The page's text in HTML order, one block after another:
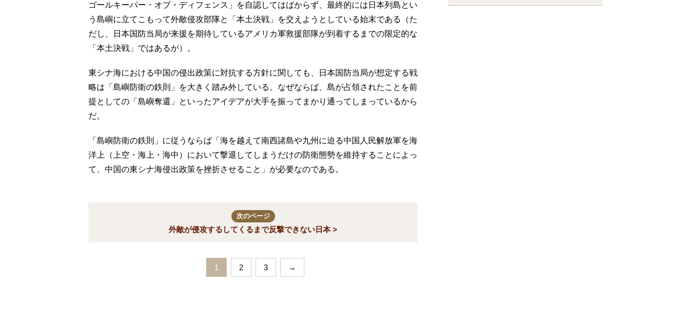
ゴールキーパー・オブ・ディフェンス」を自認してはばからず、最終的には日本列島とい
う島嶼に立てこもって外敵侵攻部隊と「本土決戦」を交えようとしている始末である（た
だし、日本国防当局が来援を期待しているアメリカ軍救援部隊が到着するまでの限定的な
「本土決戦」ではあるが）。
東シナ海における中国の侵出政策に対抗する方針に関しても、日本国防当局が想定する戦
略は「島嶼防衛の鉄則」を大きく踏み外している。なぜならば、島が占領されたことを前
提としての「島嶼奪還」といったアイデアが大手を振ってまかり通ってしまっているから
だ。
「島嶼防衛の鉄則」に従うならば「海を越えて南西諸島や九州に迫る中国人民解放軍を海
洋上（上空・海上・海中）において撃退してしまうだけの防衛態勢を維持することによっ
て、中国の東シナ海侵出政策を挫折させること」が必要なのである。
次のページ
外敵が侵攻するしてくるまで反撃できない日本 >
1 2 3 →